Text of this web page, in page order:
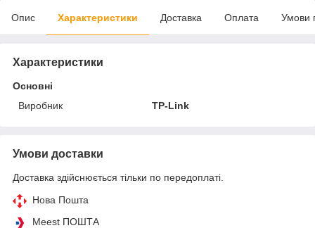
Опис Характеристики Доставка Оплата Умови
Характеристики
Основні
Виробник
TP-Link
Умови доставки
Доставка здійснюється тільки по передоплаті.
Нова Пошта
Meest ПОШТА